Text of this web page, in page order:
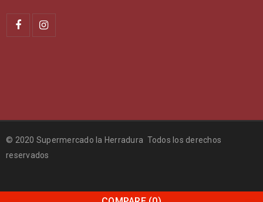
© 2020 Supermercado la Herradura Todos los derechos
reservados